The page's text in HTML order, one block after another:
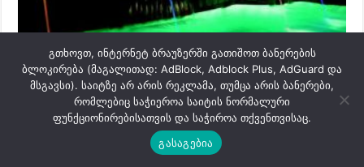
ფორექსის სტრატეგია “Magic Stream”
გთხოვთ, ინტერნეტ ბრაუზერში გათიშოთ ბანერების
ბლოკირება (მაგალითად: AdBlock, Adblock Plus, AdGuard და
მსგავსი). საიტზე არ არის რეკლამა, თუმცა არის ბანერები,
რომლებიც საჭიეროა საიტის ნორმალური
ფუნქციონირებისათვის და საჭიროა თქვენთვისაც.
გასაგებია